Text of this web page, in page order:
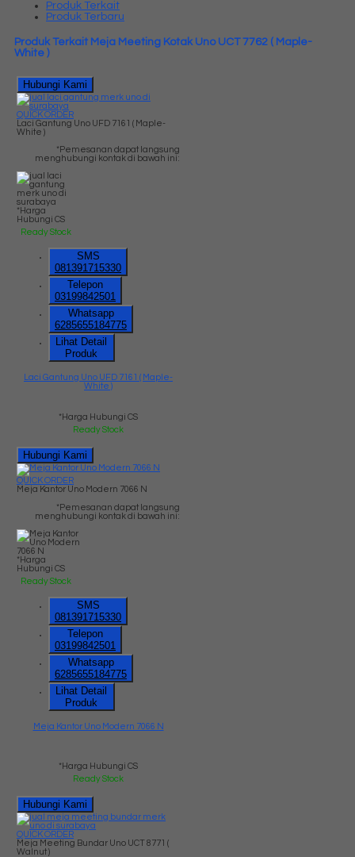
Produk Terkait
Produk Terbaru
Produk Terkait Meja Meeting Kotak Uno UCT 7762 ( Maple-
White )
Hubungi Kami
QUICK ORDER
Laci Gantung Uno UFD 7161 ( Maple-
White )
*Pemesanan dapat langsung
menghubungi kontak di bawah ini:
*Harga
Hubungi CS
Ready Stock
SMS
081391715330
Telepon
03199842501
Whatsapp
6285655184775
Lihat Detail
Produk
Laci Gantung Uno UFD 7161 ( Maple-
White )
*Harga Hubungi CS
Ready Stock
Hubungi Kami
QUICK ORDER
Meja Kantor Uno Modern 7066 N
*Pemesanan dapat langsung
menghubungi kontak di bawah ini:
*Harga
Hubungi CS
Ready Stock
SMS
081391715330
Telepon
03199842501
Whatsapp
6285655184775
Lihat Detail
Produk
Meja Kantor Uno Modern 7066 N
*Harga Hubungi CS
Ready Stock
Hubungi Kami
QUICK ORDER
Meja Meeting Bundar Uno UCT 8771 (
Walnut )